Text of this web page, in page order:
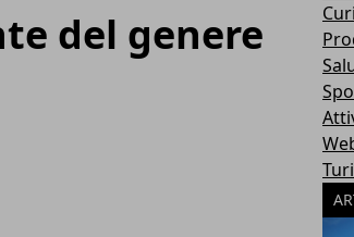
del genere